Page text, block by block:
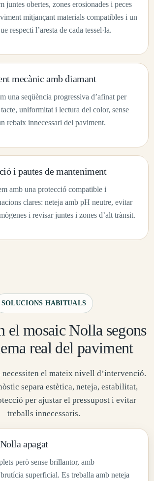
juntes obertes, zones erosionades i peces
mitjançant materials compatibles i un
respecti l’aresta de cada tessel·la.
mecànic amb diamant
una seqüència progressiva d’afinat per
uniformitat i lectura del color, sense
rebaix innecessari del paviment.
i pautes de manteniment
amb una protecció compatible i
clares: neteja amb pH neutre, evitar
i revisar juntes i zones d’alt trànsit.
SOLUCIONS HABITUALS
el mosaic Nolla segons
real del paviment
necessiten el mateix nivell d’intervenció.
separa estètica, neteja, estabilitat,
per ajustar el pressupost i evitar
treballs innecessaris.
apagat
però sense brillantor, amb
superficial. Es treballa amb neteja